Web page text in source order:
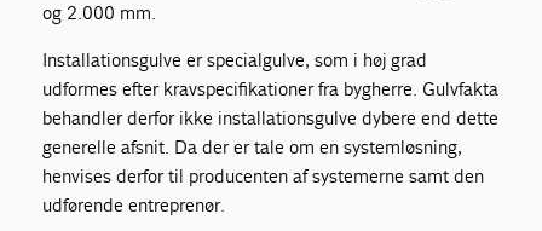
og 2.000 mm.
Installationsgulve er specialgulve, som i høj grad
udformes efter kravspecifikationer fra bygherre. Gulvfakta
behandler derfor ikke installationsgulve dybere end dette
generelle afsnit. Da der er tale om en systemløsning,
henvises derfor til producenten af systemerne samt den
udførende entreprenør.